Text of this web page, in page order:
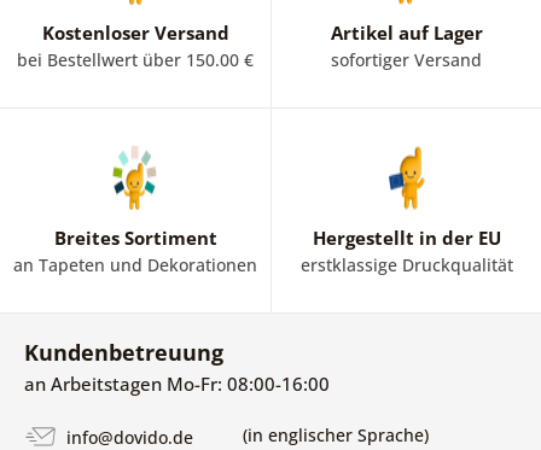
Kostenloser Versand
bei Bestellwert über 150.00 €
Artikel auf Lager
sofortiger Versand
Breites Sortiment
an Tapeten und Dekorationen
Hergestellt in der EU
erstklassige Druckqualität
Kundenbetreuung
an Arbeitstagen Mo-Fr: 08:00-16:00
info@dovido.de (in englischer Sprache)